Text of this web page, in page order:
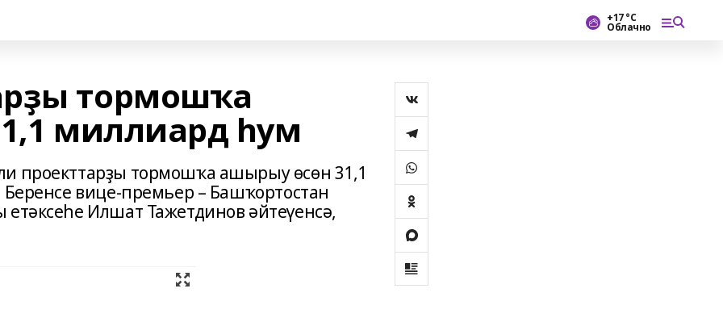
+17 °С
Облачно
тормошҡа
миллиард һум
проекттарҙы тормошҡа ашырыу өсөн 31,1
вице-премьер – Башҡортостан
Илшат Тажетдинов әйтеүенсә,